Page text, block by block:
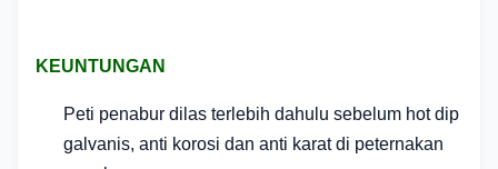
KEUNTUNGAN
Peti penabur dilas terlebih dahulu sebelum hot dip
galvanis, anti korosi dan anti karat di peternakan